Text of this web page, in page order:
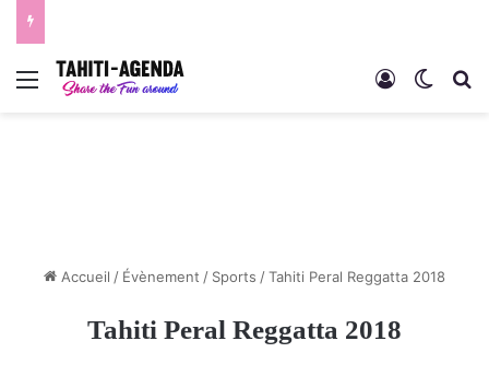
Menu Connexion
Accueil / Évènement / Sports /Tahiti Peral Reggatta 2018
Tahiti Peral Reggatta 2018